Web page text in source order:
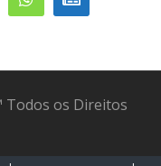
Todos os Direitos